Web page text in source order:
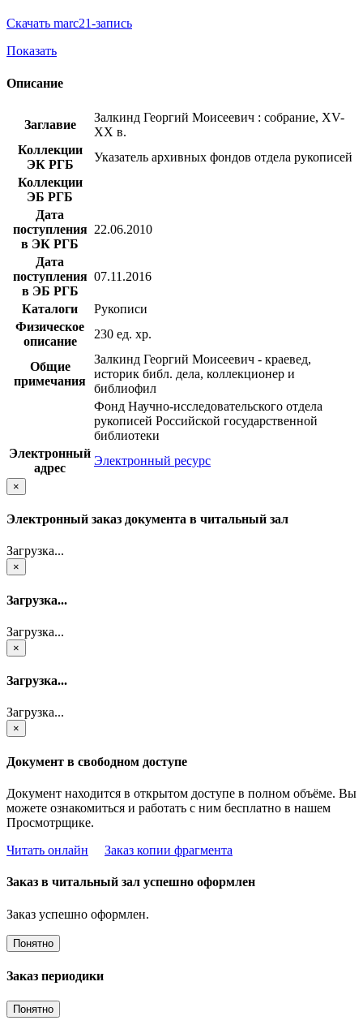
Скачать marc21-запись
Показать
Описание
Заглавие
Залкинд Георгий Моисеевич : собрание, XV-
XX в.
Коллекции
ЭК РГБ
Указатель архивных фондов отдела рукописей
Коллекции
ЭБ РГБ
Дата
поступления
в ЭК РГБ
22.06.2010
Дата
поступления
в ЭБ РГБ
07.11.2016
Каталоги
Рукописи
Физическое
описание
230 ед. хр.
Общие
примечания
Залкинд Георгий Моисеевич - краевед,
историк библ. дела, коллекционер и
библиофил
Фонд Научно-исследовательского отдела
рукописей Российской государственной
библиотеки
Электронный
адрес
Электронный ресурс
×
Электронный заказ документа в читальный зал
Загрузка...
×
Загрузка...
Загрузка...
×
Загрузка...
Загрузка...
×
Документ в свободном доступе
Документ находится в открытом доступе в полном объёме. Вы
можете ознакомиться и работать с ним бесплатно в нашем
Просмотрщике.
Читать онлайн
Заказ копии фрагмента
Заказ в читальный зал успешно оформлен
Заказ успешно оформлен.
Понятно
Заказ периодики
Понятно